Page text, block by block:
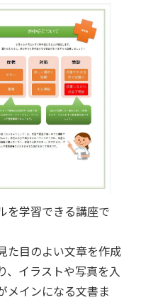
を学習できる講座で
た目のよい文章を作成
、イラストや写真を入
メインになる文書ま